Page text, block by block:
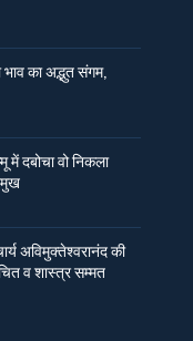
का अद्भुत संगम,
दबोचा वो निकला
अविमुक्तेश्वरानंद की
व शास्त्र सम्मत